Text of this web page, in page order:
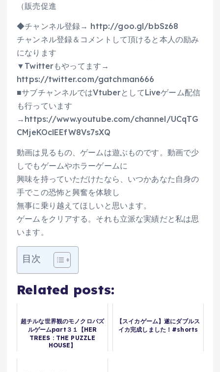
（販売促進
◆チャンネル登録→ http://goo.gl/bbSz68
チャンネル登録＆コメントして頂けると本人の励み
になります
▼Twitterもやってます→
https://twitter.com/gatchman666
■サブチャンネルではVtuberとしてLiveゲーム配信
も行っています
→https://www.youtube.com/channel/UCqTG
CMjeKOclEEfW8Vs7sXQ
動画は見るもの、ゲームは遊ぶものです。動画で少
しでもゲームやホラーゲームに
興味を持っていただけたなら、いつかあなた自身の
手でこの恐怖と興奮を体験し
無事に乗り越えてほしいと思います。
ゲームをクリアする。それも立派な実績だと私は思
います。
目次
Related posts:
超チルな世界観のモノクロパズ
ルゲームpart３１【HER
TREES : THE PUZZLE
HOUSE】
【スイカゲーム】遂にダブルス
イカ完成しました！#shorts